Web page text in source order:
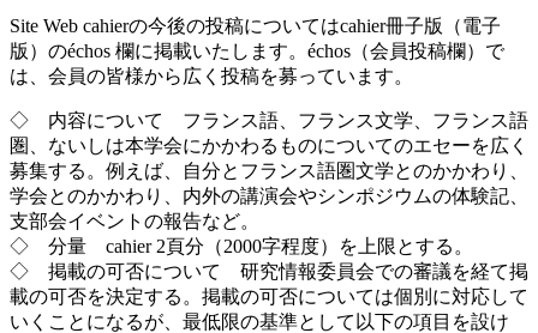
Site Web cahierの今後の投稿についてはcahier冊子版（電子
版）のéchos 欄に掲載いたします。échos（会員投稿欄）で
は、会員の皆様から広く投稿を募っています。
◇ 内容について フランス語、フランス文学、フランス語
圏、ないしは本学会にかかわるものについてのエセーを広く
募集する。例えば、自分とフランス語圏文学とのかかわり、
学会とのかかわり、内外の講演会やシンポジウムの体験記、
支部会イベントの報告など。
◇ 分量 cahier 2頁分（2000字程度）を上限とする。
◇ 掲載の可否について 研究情報委員会での審議を経て掲
載の可否を決定する。掲載の可否については個別に対応して
いくことになるが、最低限の基準として以下の項目を設け